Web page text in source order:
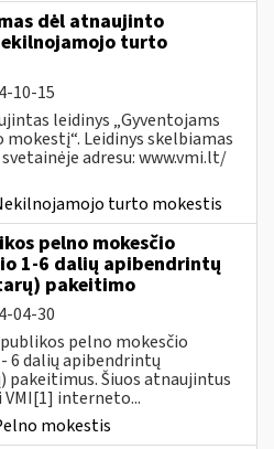
dėl atnaujinto
turto
10-15
leidinys „Gyventojams
Leidinys skelbiamas
adresu: www.vmi.lt/
turto mokestis
pelno mokesčio
1-6 dalių apibendrintų
pakeitimo
04-30
pelno mokesčio
6 dalių apibendrintų
Šiuos atnaujintus
interneto...
mokestis